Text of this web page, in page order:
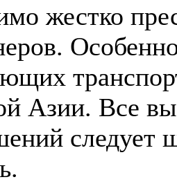
жестко
Азии. Все